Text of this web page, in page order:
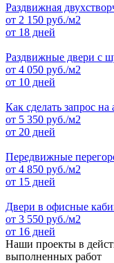
Раздвижная
от 2 150 руб./м2
от 18 дней
Раздвижные двери с
от 4 050 руб./м2
от 10 дней
Как сделать запрос
от 5 350 руб./м2
от 20 дней
Передвижные
от 4 850 руб./м2
от 15 дней
Двери в офисные
от 3 550 руб./м2
от 16 дней
Наши проекты в
выполненных работ